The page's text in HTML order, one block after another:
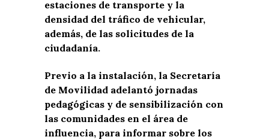
estaciones de transporte y la
densidad del tráfico de vehicular,
además, de las solicitudes de la
ciudadanía.
Previo a la instalación, la Secretaría
de Movilidad adelantó jornadas
pedagógicas y de sensibilización con
las comunidades en el área de
influencia, para informar sobre los